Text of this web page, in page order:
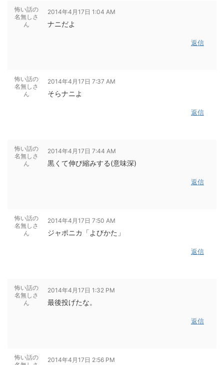
怖い話の
名無しさ
ん
2014年4月17日 1:04 AM
ナニだよ
返信
怖い話の
名無しさ
ん
2014年4月17日 7:37 AM
そらナニよ
返信
怖い話の
名無しさ
ん
2014年4月17日 7:44 AM
黒くて伸び縮みする(意味深)
返信
怖い話の
名無しさ
ん
2014年4月17日 7:50 AM
ジャポニカ「よびかた」
返信
怖い話の
名無しさ
ん
2014年4月17日 1:32 PM
最後投げたな。
返信
怖い話の
2014年4月17日 2:56 PM